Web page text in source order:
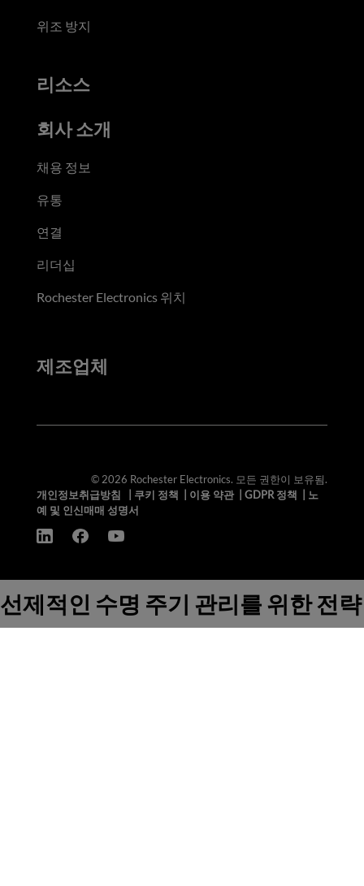
위조 방지
리소스
회사 소개
채용 정보
유통
연결
리더십
Rochester Electronics 위치
제조업체
© 2026 Rochester Electronics. 모든 권한이 보유됨.
개인정보취급방침
쿠키 정책 이용 약관| GDPR 정책
노
예 및 인신매매 성명서
선제적인 수명 주기 관리를 위한 전략